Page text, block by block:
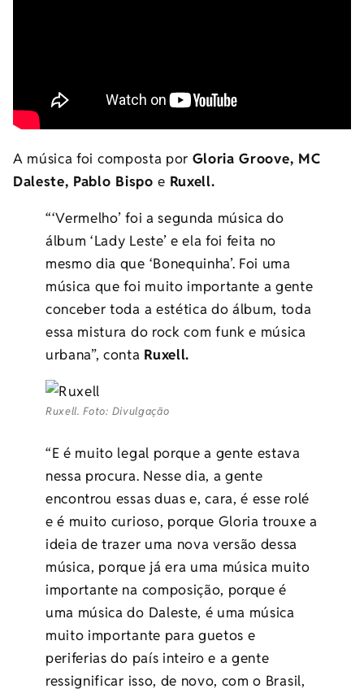
A música foi composta por Gloria Groove, MC
Daleste, Pablo Bispoe Ruxell.
“‘Vermelho’ foi a segunda música do
álbum ‘Lady Leste’ e ela foi feita no
mesmo dia que ‘Bonequinha’. Foi uma
música que foi muito importante a gente
conceber toda a estética do álbum, toda
essa mistura do rock com funk e música
urbana”, conta Ruxell.
Ruxell. Foto: Divulgação
“E é muito legal porque a gente estava
nessa procura. Nesse dia, a gente
encontrou essas duas e, cara, é esse rolé
e é muito curioso, porque Gloria trouxe a
ideia de trazer uma nova versão dessa
música, porque já era uma música muito
importante na composição, porque é
uma música do Daleste, é uma música
muito importante para guetos e
periferias do país inteiro e a gente
ressignificar isso, de novo, com o Brasil,